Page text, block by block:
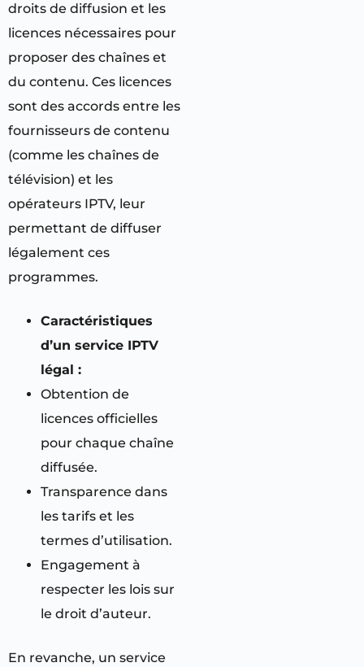
droits de diffusion et les
licences nécessaires pour
proposer des chaînes et
du contenu. Ces licences
sont des accords entre les
fournisseurs de contenu
(comme les chaînes de
télévision) et les
opérateurs IPTV, leur
permettant de diffuser
légalement ces
programmes.
Caractéristiques
d’un service IPTV
légal :
Obtention de
licences officielles
pour chaque chaîne
diffusée.
Transparence dans
les tarifs et les
termes d’utilisation.
Engagement à
respecter les lois sur
le droit d’auteur.
En revanche, un service